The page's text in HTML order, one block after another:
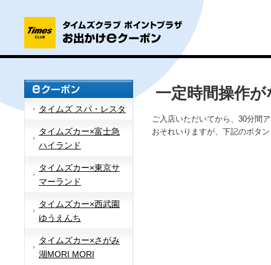
タイムズ スパ・レスタ
タイムズカー×富士急
ハイランド
タイムズカー×東京サ
マーランド
タイムズカー×西武園
ゆうえんち
タイムズカー×さがみ
湖MORI MORI
一定時間操作
ご入店いただいてから、30分間
おそれいりますが、下記のボタ